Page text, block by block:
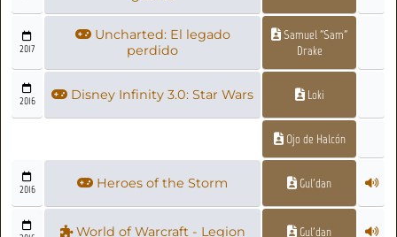
2017
Uncharted: El legado
perdido
Samuel "Sam"
Drake
2016 Disney Infinity 3.0: Star Wars Loki
Ojo de Halcón
2016 Heroes of the Storm Gul'dan
World of Warcraft - Legion Gul'dan